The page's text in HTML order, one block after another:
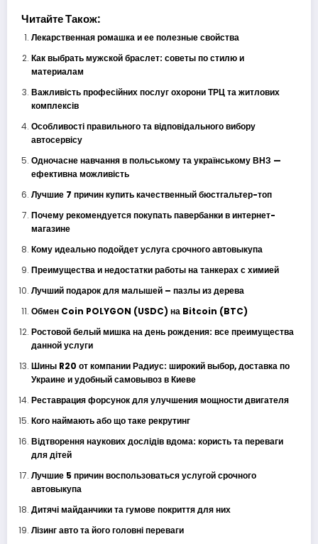
Читайте Також:
Лекарственная ромашка и ее полезные свойства
Как выбрать мужской браслет: советы по стилю и
материалам
Важливість професійних послуг охорони ТРЦ та житлових
комплексів
Особливості правильного та відповідального вибору
автосервісу
Одночасне навчання в польському та українському ВНЗ —
ефективна можливість
Лучшие 7 причин купить качественный бюстгальтер-топ
Почему рекомендуется покупать павербанки в интернет-
магазине
Кому идеально подойдет услуга срочного автовыкупа
Преимущества и недостатки работы на танкерах с химией
Лучший подарок для малышей – пазлы из дерева
Обмен Coin POLYGON (USDC) на Bitcoin (BTC)
Ростовой белый мишка на день рождения: все преимущества
данной услуги
Шины R20 от компании Радиус: широкий выбор, доставка по
Украине и удобный самовывоз в Киеве
Реставрация форсунок для улучшения мощности двигателя
Кого наймають або що таке рекрутинг
Відтворення наукових дослідів вдома: користь та переваги
для дітей
Лучшие 5 причин воспользоваться услугой срочного
автовыкупа
Дитячі майданчики та гумове покриття для них
Лізинг авто та його головні переваги